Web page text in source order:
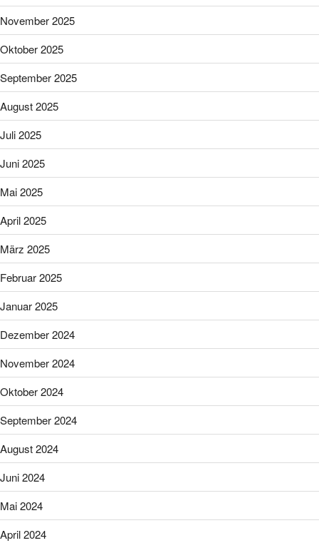
November 2025
Oktober 2025
September 2025
August 2025
Juli 2025
Juni 2025
Mai 2025
April 2025
März 2025
Februar 2025
Januar 2025
Dezember 2024
November 2024
Oktober 2024
September 2024
August 2024
Juni 2024
Mai 2024
April 2024